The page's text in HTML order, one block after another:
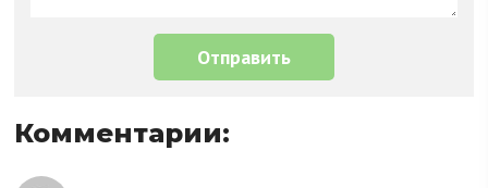
Комментарии: